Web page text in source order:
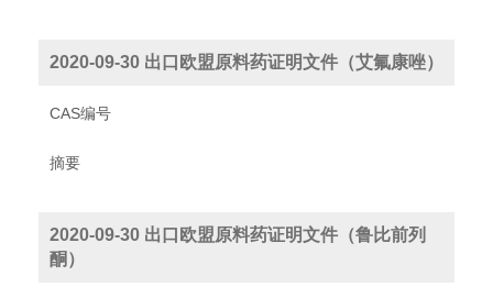
2020-09-30 出口欧盟原料药证明文件（艾氟康唑）
CAS编号
摘要
2020-09-30 出口欧盟原料药证明文件（鲁比前列
酮）